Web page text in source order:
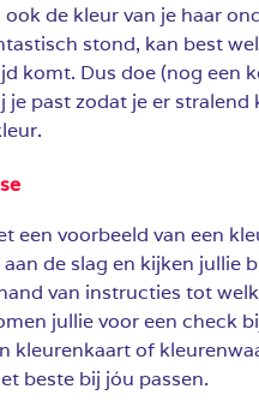
de kleur van je haar
stond, kan best
komt. Dus doe (nog een
je past zodat je er
een voorbeeld van een
de slag en kijken jullie
van instructies tot
jullie voor een check
kleurenkaart of
beste bij jóu passen.